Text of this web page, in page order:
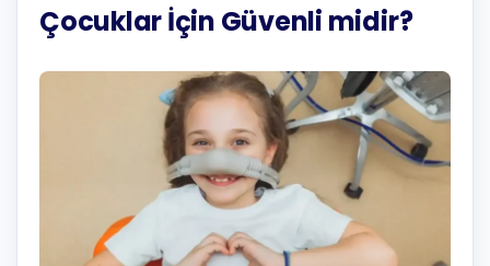
Çocuklar İçin Güvenli midir?